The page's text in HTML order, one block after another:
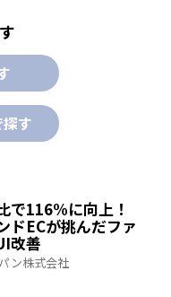
す
で116%に向上！
ドECが挑んだファ
改善
ン株式会社